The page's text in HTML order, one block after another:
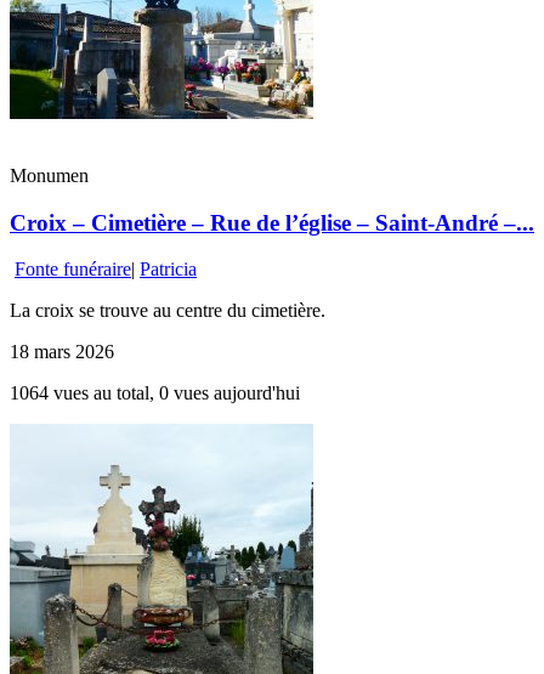
Monumen
Croix – Cimetière – Rue de l’église – Saint-André –...
Fonte funéraire| Patricia
La croix se trouve au centre du cimetière.
18 mars 2026
1064 vues au total, 0 vues aujourd'hui